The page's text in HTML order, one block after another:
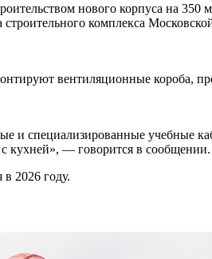
нового корпуса на
комплекса
вентиляционные короба,
и специализированные учебные
с кухней», — говорится в сообщении.
2026 году.